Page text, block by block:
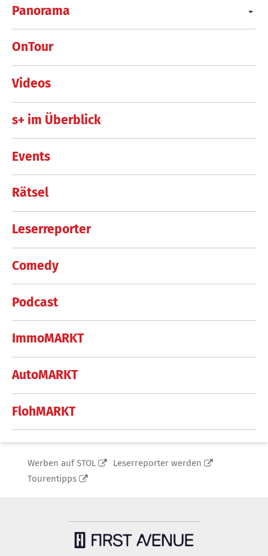
Panorama
OnTour
Videos
s+ im Überblick
Events
Rätsel
Leserreporter
Comedy
Podcast
ImmoMARKT
AutoMARKT
FlohMARKT
Werben auf STOL
Leserreporter werden
Tourentipps